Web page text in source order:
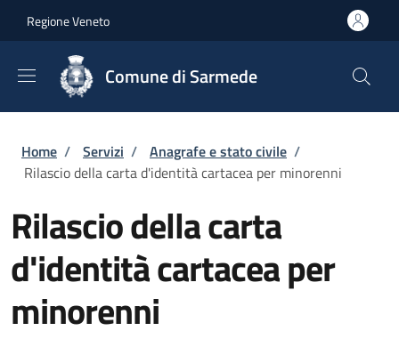
Regione Veneto
Comune di Sarmede
Briciole di pane
Home / Servizi / Anagrafe e stato civile /
Rilascio della carta d'identità cartacea per minorenni
Rilascio della carta
d'identità cartacea per
minorenni